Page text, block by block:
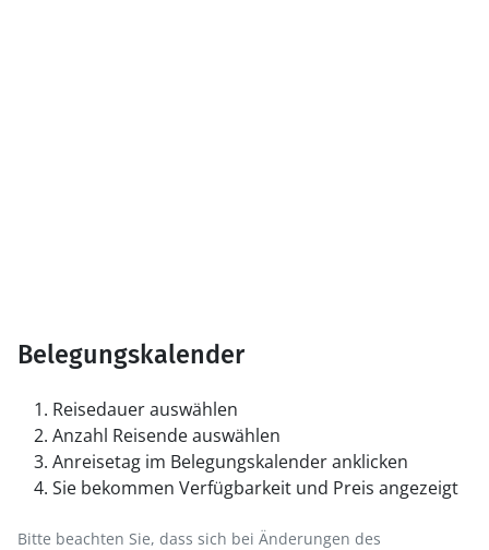
Belegungskalender
Reisedauer auswählen
Anzahl Reisende auswählen
Anreisetag im Belegungskalender anklicken
Sie bekommen Verfügbarkeit und Preis angezeigt
Bitte beachten Sie, dass sich bei Änderungen des